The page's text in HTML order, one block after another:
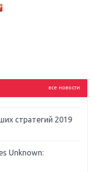
все новости
Microsoft и
стратегий 2019
Unknown: